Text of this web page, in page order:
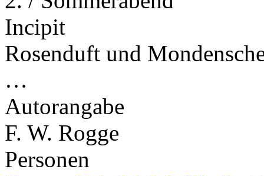
Incipit
Rosenduft und
…
Autorangabe
F. W. Rogge
Personen